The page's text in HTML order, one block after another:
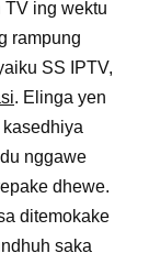
TV ing wektu
rampung
SS IPTV,
. Elinga yen
nggawe
dhewe.
ditemokake
saka